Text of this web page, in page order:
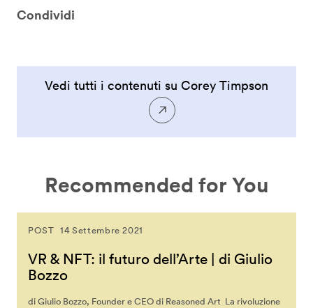
Condividi
Vedi tutti i contenuti su Corey Timpson
Recommended for You
POST 14 Settembre 2021
VR & NFT: il futuro dell’Arte | di Giulio
Bozzo
di Giulio Bozzo, Founder e CEO di Reasoned Art La rivoluzione